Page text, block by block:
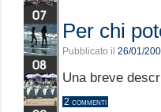
Per chi
Pubblicato il 26/01/
Una breve
2 commenti